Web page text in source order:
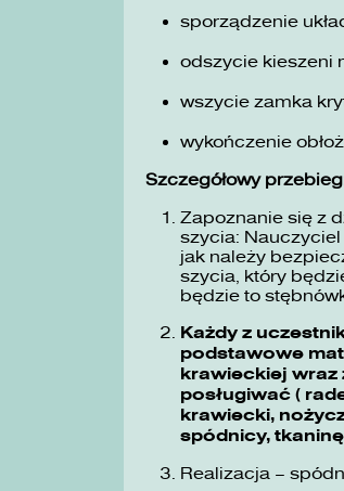
sporządzenie
odszycie kieszeni
wszycie zamka
wykończenie
Szczegółowy
Zapoznanie się z
szycia:
jak należy
szycia, który
będzie to
Każdy z
podstawowe
krawieckiej wraz
posługiwać (
krawiecki,
spódnicy,
Realizacja –